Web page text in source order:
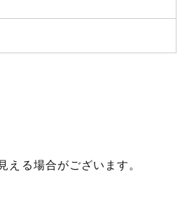
る場合がございます。